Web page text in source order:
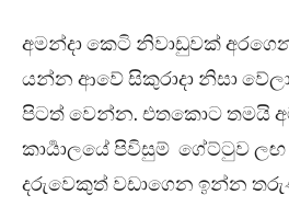
අමන්දා කෙටි නිවාඩුවක්
යන්න ආවේ සිකුරාදා නිසා
පිටත් වෙන්න. එතකොට තමයි
කාර්‍යාලයේ පිවිසුම් ගේට්ටුව
දරුවෙකුත් වඩාගෙන ඉන්න